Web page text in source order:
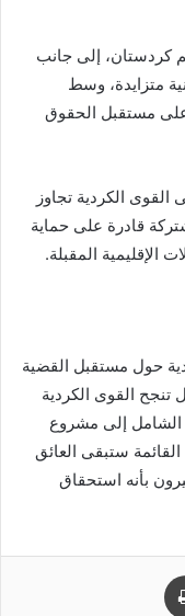
كردستان، إلى جانب
متزايدة، وسط
على مستقبل الحقوق
الكردية تجاوز
قادرة على حماية
الإقليمية المقبلة.
حول مستقبل القضية
القوى الكردية
الشامل إلى مشروع
ستبقى العائق
بأنه استحقاق